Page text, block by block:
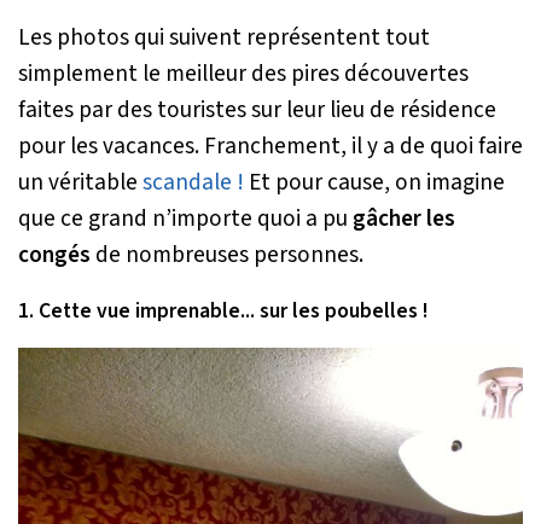
Les photos qui suivent représentent tout
simplement le meilleur des pires découvertes
faites par des touristes sur leur lieu de résidence
pour les vacances. Franchement, il y a de quoi faire
un véritablescandale ! Et pour cause, on imagine
que ce grand n’importe quoi a pu gâcher les
congés de nombreuses personnes.
1. Cette vue imprenable... sur les poubelles !